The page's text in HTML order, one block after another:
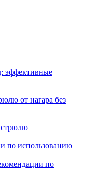
эффективные
от нагара без
по использованию
по